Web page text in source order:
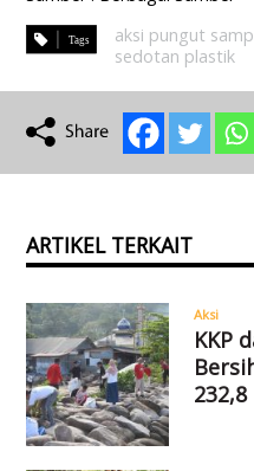
aksi pungut
sedotan plastik
ARTIKEL TERKAIT
Aksi
KKP